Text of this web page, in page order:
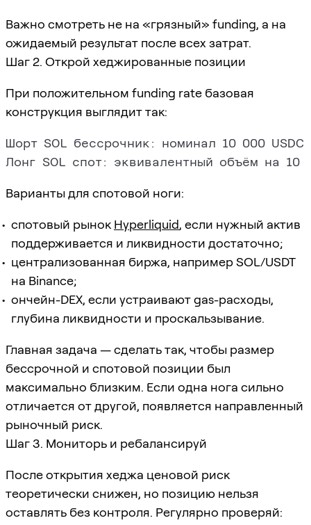
Важно смотреть не на «грязный» funding, а на
ожидаемый результат после всех затрат.
Шаг 2. Открой хеджированные позиции
При положительном funding rate базовая
конструкция выглядит так:
Шорт SOL бессрочник: номинал 10 000
Варианты для спотовой ноги:
спотовый рынок Hyperliquid, если нужный актив
поддерживается и ликвидности достаточно;
централизованная биржа, например SOL/USDT
на Binance;
ончейн-DEX, если устраивают gas-расходы,
глубина ликвидности и проскальзывание.
Главная задача — сделать так, чтобы размер
бессрочной и спотовой позиции был
максимально близким. Если одна нога сильно
отличается от другой, появляется направленный
рыночный риск.
Шаг 3. Мониторь и ребалансируй
После открытия хеджа ценовой риск
теоретически снижен, но позицию нельзя
оставлять без контроля. Регулярно проверяй: